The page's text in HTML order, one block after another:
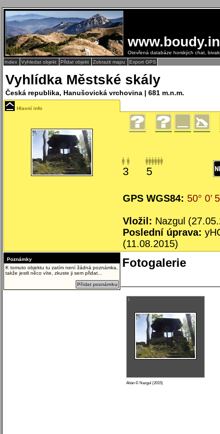
Otevřená databáze horských chat,
Index
Vyhledat objekt Přidat objekt Zobrazit mapu Export GPS
Vyhlídka Městské skály
Česká republika, Hanušovická vrchovina | 681 m.n.m.
Hlavní info
3 5
GPS WGS84: 50° 0’
Vložil: Nazgul
Poslední úprava:
(11.08.2015)
Poznámky
K tomuto objektu tu zatím není žádná poznámka,
takže jestli něco víte, zkuste ji sem přidat...
Přidat poznámku
Fotogalerie
1
Altán © Nazgul (2015)